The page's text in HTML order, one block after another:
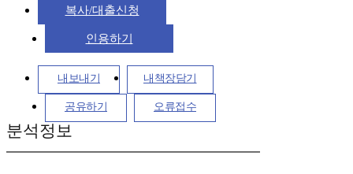
복사/대출신청
인용하기
내보내기 내책장담기
공유하기 오류접수
분석정보